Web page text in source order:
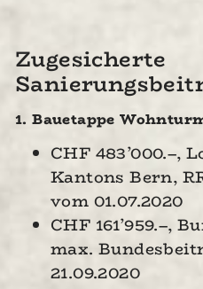
Zugesicherte
1. Bauetappe
CHF 483’000.–,
Kantons Bern,
vom 01.07.2020
CHF 161’959.–,
max.
21.09.2020